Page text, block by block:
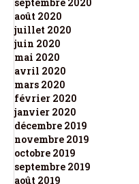
août 2020
juillet 2020
juin 2020
mai 2020
avril 2020
mars 2020
février 2020
janvier 2020
décembre 2019
novembre 2019
octobre 2019
septembre 2019
août 2019